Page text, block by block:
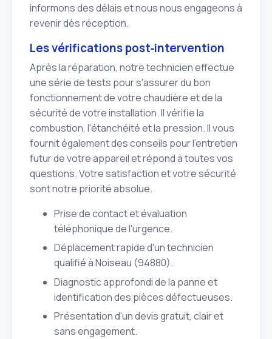
informons des délais et nous nous engageons à
revenir dès réception.
Les vérifications post‑intervention
Après la réparation, notre technicien effectue
une série de tests pour s'assurer du bon
fonctionnement de votre chaudière et de la
sécurité de votre installation. Il vérifie la
combustion, l'étanchéité et la pression. Il vous
fournit également des conseils pour l'entretien
futur de votre appareil et répond à toutes vos
questions. Votre satisfaction et votre sécurité
sont notre priorité absolue.
Prise de contact et évaluation
téléphonique de l'urgence.
Déplacement rapide d'un technicien
qualifié à Noiseau (94880).
Diagnostic approfondi de la panne et
identification des pièces défectueuses.
Présentation d'un devis gratuit, clair et
sans engagement.